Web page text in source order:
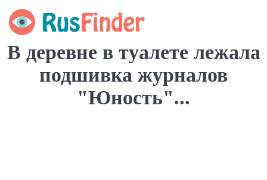
В деревне в туалете лежала
подшивка журналов
"Юность"...